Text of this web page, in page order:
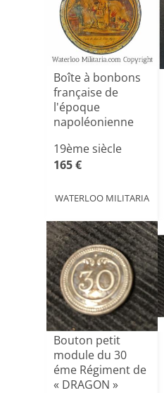
Boîte à bonbons
française de
l'époque
napoléonienne
19ème siècle
165 €
WATERLOO MILITARIA
Bouton petit
module du 30
éme Régiment de
« DRAGON »